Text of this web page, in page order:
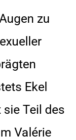
zu
Ekel
Teil des
Valérie